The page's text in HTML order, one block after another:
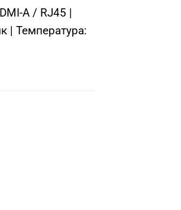
A / RJ45 |
| Температура: